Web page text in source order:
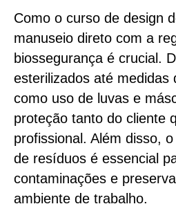
Como o curso de design
manuseio direto com a
biossegurança é crucial.
esterilizados até medidas
como uso de luvas e
proteção tanto do cliente
profissional. Além disso,
de resíduos é essencial
contaminações e
ambiente de trabalho.